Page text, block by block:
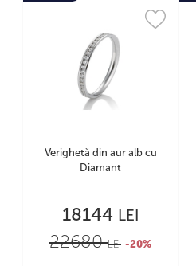
Verighetă din aur alb cu
Diamant
18144 LEI
22680LEI -20%